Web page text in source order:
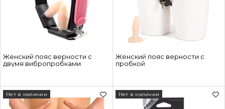
Женский пояс верности с
двумя вибропробками
Женский пояс верности с
пробкой
Нет в наличии Нет в наличии